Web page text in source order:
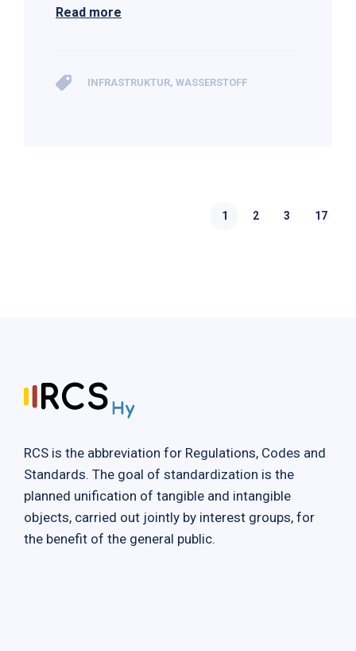
Read more
INFRASTRUKTUR, WASSERSTOFF
1 2 3 17
RCS is the abbreviation for Regulations, Codes and
Standards. The goal of standardization is the
planned unification of tangible and intangible
objects, carried out jointly by interest groups, for
the benefit of the general public.